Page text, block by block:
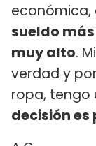
económica,
sueldo más
muy alto.
verdad y
ropa, tengo
decisión